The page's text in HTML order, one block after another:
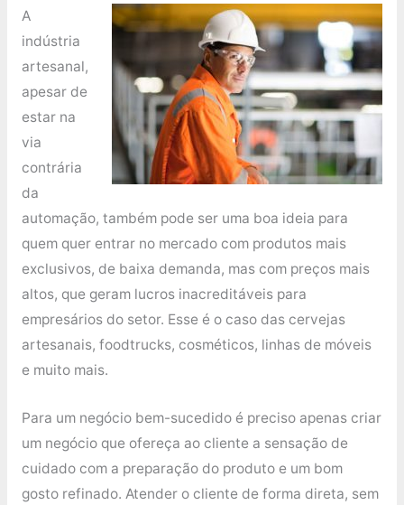
A
indústria
artesanal,
apesar de
estar na
via
contrária
da
automação, também pode ser uma boa ideia para
quem quer entrar no mercado com produtos mais
exclusivos, de baixa demanda, mas com preços mais
altos, que geram lucros inacreditáveis para
empresários do setor. Esse é o caso das cervejas
artesanais, foodtrucks, cosméticos, linhas de móveis
e muito mais.
Para um negócio bem-sucedido é preciso apenas criar
um negócio que ofereça ao cliente a sensação de
cuidado com a preparação do produto e um bom
gosto refinado. Atender o cliente de forma direta, sem